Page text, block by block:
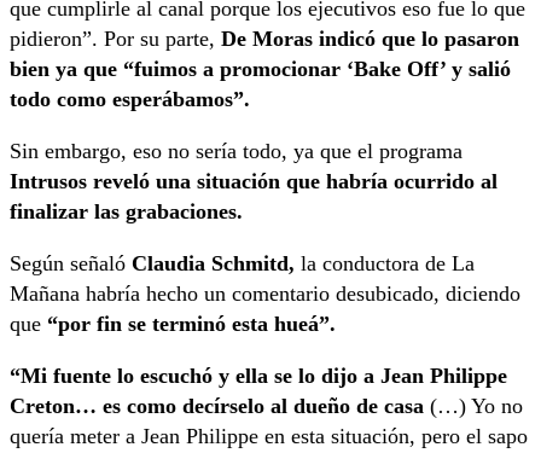
que cumplirle al canal porque los ejecutivos eso fue lo que
pidieron”. Por su parte, De Moras indicó que lo pasaron
bien ya que “fuimos a promocionar ‘Bake Off’ y salió
todo como esperábamos”.
Sin embargo, eso no sería todo, ya que el programa
Intrusos reveló una situación que habría ocurrido al
finalizar las grabaciones.
Según señaló Claudia Schmitd, la conductora de La
Mañana habría hecho un comentario desubicado, diciendo
que “por fin se terminó esta hueá”.
“Mi fuente lo escuchó y ella se lo dijo a Jean Philippe
Creton… es como decírselo al dueño de casa (…) Yo no
quería meter a Jean Philippe en esta situación, pero el sapo